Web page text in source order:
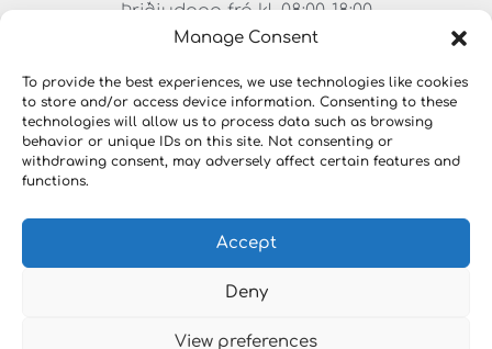
Manage Consent
To provide the best experiences, we use technologies like cookies
to store and/or access device information. Consenting to these
technologies will allow us to process data such as browsing
behavior or unique IDs on this site. Not consenting or
withdrawing consent, may adversely affect certain features and
functions.
Accept
Deny
View preferences
Þriðjudaga frá kl. 08:00-18:00
Miðvikudaga frá kl. 08:00-18:00
Fimmtudaga frá kl. 08:00-18:00
Föstudaga frá kl. 08:00-17:00
Laugardaga frá kl. 11:00-15:00